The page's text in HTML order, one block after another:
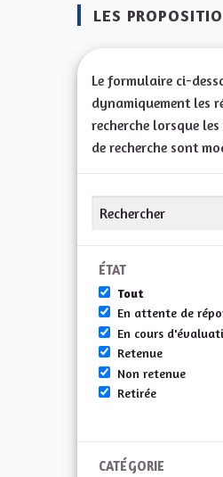
LES
Le formulaire ci-
dynamiquement les
recherche lorsque
de recherche sont
ÉTAT
Tout
En attente de
En cours
Retenue
Non retenue
Retirée
CATÉGORIE